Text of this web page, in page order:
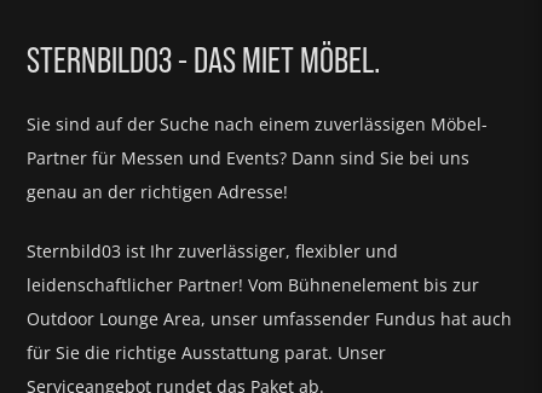
STERNBILD03 - DAS MIET MÖBEL.
Sie sind auf der Suche nach einem zuverlässigen Möbel-
Partner für Messen und Events? Dann sind Sie bei uns
genau an der richtigen Adresse!
Sternbild03 ist Ihr zuverlässiger, flexibler und
leidenschaftlicher Partner! Vom Bühnenelement bis zur
Outdoor Lounge Area, unser umfassender Fundus hat auch
für Sie die richtige Ausstattung parat. Unser
Serviceangebot rundet das Paket ab.